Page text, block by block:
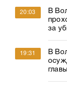
20:03
В
за
19:31
В